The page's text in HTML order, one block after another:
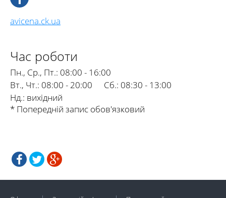
avicena.ck.ua
Час роботи
Пн., Ср., Пт.: 08:00 - 16:00
Вт., Чт.: 08:00 - 20:00 Сб.: 08:30 - 13:00
Нд.: вихідний
* Попередній запис обов'язковий